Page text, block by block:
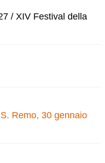
/ XIV Festival della
Remo, 30 gennaio